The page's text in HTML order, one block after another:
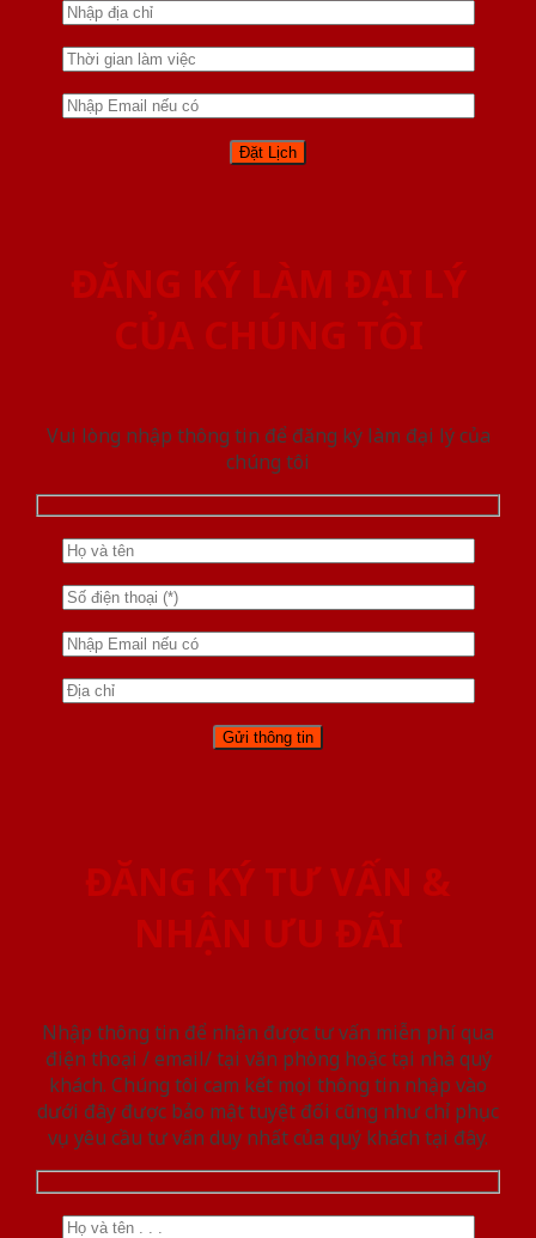
ĐĂNG KÝ LÀM ĐẠI LÝ
CỦA CHÚNG TÔI
Vui lòng nhập thông tin để đăng ký làm đại lý của
chúng tôi
ĐĂNG KÝ TƯ VẤN &
NHẬN ƯU ĐÃI
Nhập thông tin để nhận được tư vấn miễn phí qua
điện thoại / email/ tại văn phòng hoặc tại nhà quý
khách. Chúng tôi cam kết mọi thông tin nhập vào
dưới đây được bảo mật tuyệt đối cũng như chỉ phục
vụ yêu cầu tư vấn duy nhất của quý khách tại đây.